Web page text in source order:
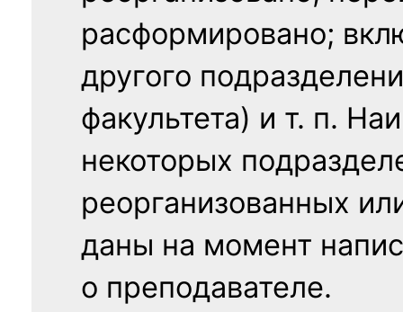
расформировано;
другого
факультета) и т. п.
некоторых
реорганизованных
даны на момент
о преподавателе.